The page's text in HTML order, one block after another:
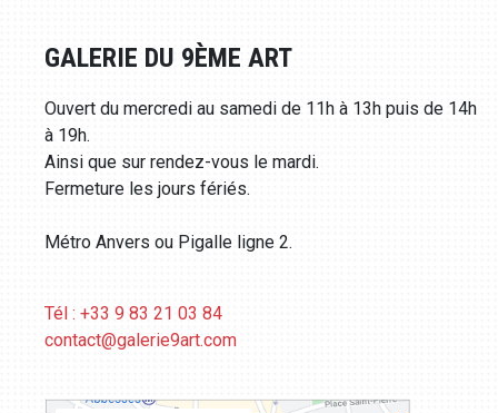
GALERIE DU 9ÈME ART
Ouvert du mercredi au samedi de 11h à 13h puis de 14h
à 19h.
Ainsi que sur rendez-vous le mardi.
Fermeture les jours fériés.
Métro Anvers ou Pigalle ligne 2.
Tél : +33 9 83 21 03 84
contact@galerie9art.com